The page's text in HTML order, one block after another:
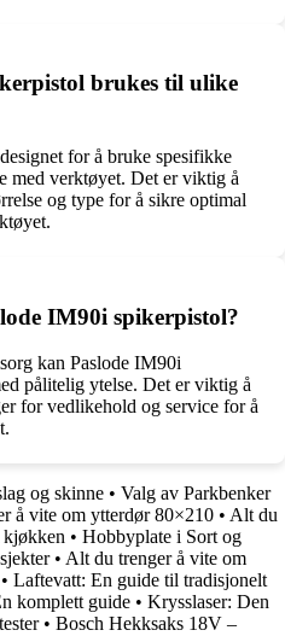
brukes til ulike
for å bruke spesifikke
med verktøyet. Det er viktig å
og type for å sikre optimal
IM90i spikerpistol?
kan Paslode IM90i
pålitelig ytelse. Det er viktig å
for vedlikehold og service for å
og skinne • Valg av Parkbenker
å vite om ytterdør 80×210 • Alt du
kjøkken • Hobbyplate i Sort og
• Alt du trenger å vite om
• Laftevatt: En guide til tradisjonelt
komplett guide • Krysslaser: Den
• Bosch Hekksaks 18V –